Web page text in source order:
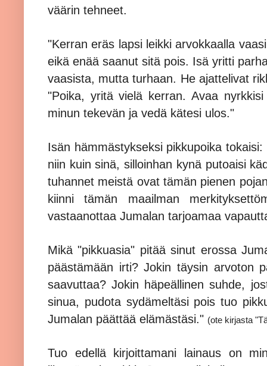
väärin tehneet.
"Kerran eräs lapsi leikki arvokkaalla
eikä enää saanut sitä pois. Isä yritti
vaasista, mutta turhaan. He ajattelivat
"Poika, yritä vielä kerran. Avaa
minun tekevän ja vedä kätesi ulos."
Isän hämmästykseksi pikkupoika
niin kuin sinä, silloinhan kynä putoaisi
tuhannet meistä ovat tämän pienen
kiinni tämän maailman
vastaanottaa Jumalan tarjoamaa
Mikä "pikkuasia" pitää sinut erossa
päästämään irti? Jokin täysin arvoton
saavuttaa? Jokin häpeällinen suhde,
sinua, pudota sydämeltäsi pois tuo
Jumalan päättää elämästäsi." (ote kirjasta
Tuo edellä kirjoittamani lainaus on